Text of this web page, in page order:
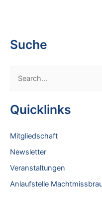
Suche
r
Quicklinks
Mitgliedschaft
Newsletter
Veranstaltungen
Anlaufstelle